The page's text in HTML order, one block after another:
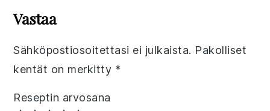
Interactions
Vastaa
Sähköpostiosoitettasi ei julkaista. Pakolliset
kentät on merkitty *
Reseptin arvosana